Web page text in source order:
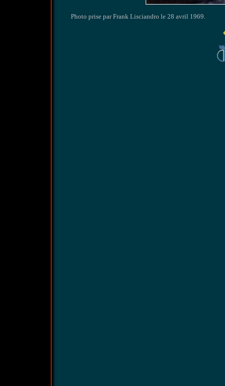
Photo prise par Frank Lisciandro le 28 avril 1969.